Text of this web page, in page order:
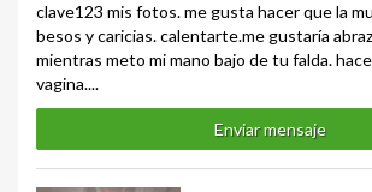
clave123 mis fotos. me gusta hacer que la
besos y caricias. calentarte.me gustaría
mientras meto mi mano bajo de tu falda.
vagina....
Enviar mensaje